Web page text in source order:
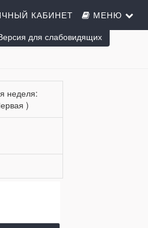
КАБИНЕТ МЕНЮ
неделя:
)
для слабовидящих